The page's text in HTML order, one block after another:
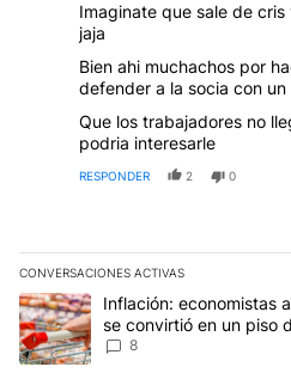
Imaginate que sale de
jaja
Bien ahi muchachos por
defender a la socia con un
Que los trabajadores no
podria interesarle
RESPONDER 2 0
CONVERSACIONES ACTIVAS
Este listado muestra los artículos
Un artículo de tendencia con el
Inflación: economistas
se convirtió en un piso
8